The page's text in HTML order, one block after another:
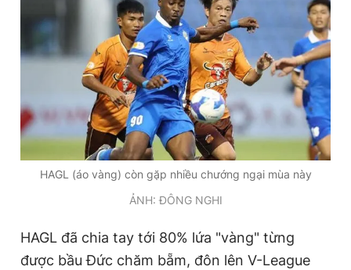
HAGL (áo vàng) còn gặp nhiều chướng ngại mùa này
ẢNH: ĐÔNG NGHI
HAGL đã chia tay tới 80% lứa "vàng" từng
được bầu Đức chăm bẵm, đôn lên V-League